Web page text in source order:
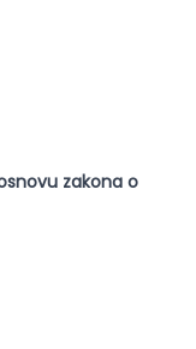
zakona o